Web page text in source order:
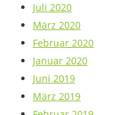
Juli 2020
März 2020
Februar 2020
Januar 2020
Juni 2019
März 2019